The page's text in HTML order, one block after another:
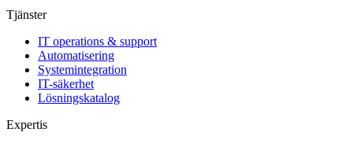
Tjänster
IT operations & support
Automatisering
Systemintegration
IT-säkerhet
Lösningskatalog
Expertis